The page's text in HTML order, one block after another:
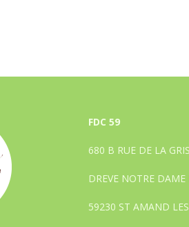
FDC 59
680 B RUE DE LA
DREVE NOTRE DAME
59230 ST AMAND